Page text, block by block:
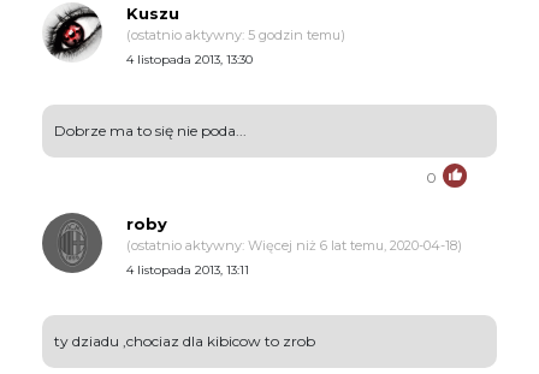
Kuszu
(ostatnio aktywny: 5 godzin temu)
4 listopada 2013, 13:30
Dobrze ma to się nie poda...
0
roby
(ostatnio aktywny: Więcej niż 6 lat temu, 2020-04-18)
4 listopada 2013, 13:11
ty dziadu ,chociaz dla kibicow to zrob